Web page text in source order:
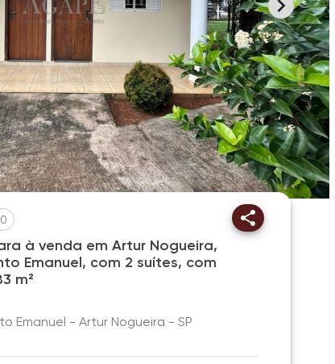
à venda em Artur Nogueira,
Emanuel, com 2 suítes, com
m²
Emanuel - Artur Nogueira - SP